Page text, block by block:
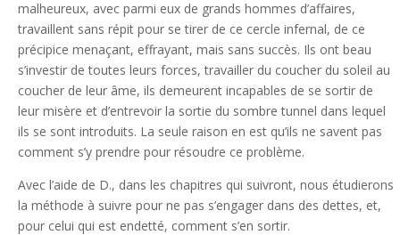
malheureux, avec parmi eux de grands hommes d’affaires,
travaillent sans répit pour se tirer de ce cercle infernal, de ce
précipice menaçant, effrayant, mais sans succès. Ils ont beau
s’investir de toutes leurs forces, travailler du coucher du soleil au
coucher de leur âme, ils demeurent incapables de se sortir de
leur misère et d’entrevoir la sortie du sombre tunnel dans lequel
ils se sont introduits. La seule raison en est qu’ils ne savent pas
comment s’y prendre pour résoudre ce problème.
Avec l’aide de D., dans les chapitres qui suivront, nous étudierons
la méthode à suivre pour ne pas s’engager dans des dettes, et,
pour celui qui est endetté, comment s’en sortir.